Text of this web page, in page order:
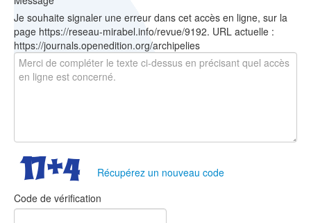
Je souhaite signaler une erreur dans cet accès en ligne, sur la
page https://reseau-mirabel.info/revue/9192. URL actuelle :
https://journals.openedition.org/archipelies
Récupérez un nouveau code
Code de vérification